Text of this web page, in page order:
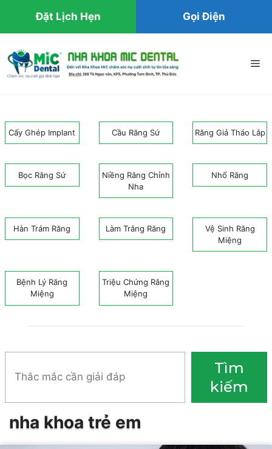
đến
Cấy Ghép Implant Cầu Răng Sứ Răng Giả Tháo Lắp
Bọc Răng Sứ
Niềng Răng Chỉnh
Nha
Nhổ Răng
Hàn Trám Răng Làm Trắng Răng
Vệ Sinh Răng
Miệng
Bệnh Lý Răng
Miệng
Triệu Chứng Răng
Miệng
kiếm
Tìm
kiếm
nha khoa trẻ em
Đặt Lịch Hẹn Gọi Điện